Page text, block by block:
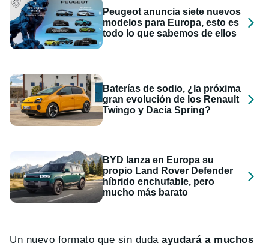
Peugeot anuncia siete nuevos
modelos para Europa, esto es
todo lo que sabemos de ellos
Baterías de sodio, ¿la próxima
gran evolución de los Renault
Twingo y Dacia Spring?
BYD lanza en Europa su
propio Land Rover Defender
híbrido enchufable, pero
mucho más barato
Un nuevo formato que sin dudaayudará a muchos